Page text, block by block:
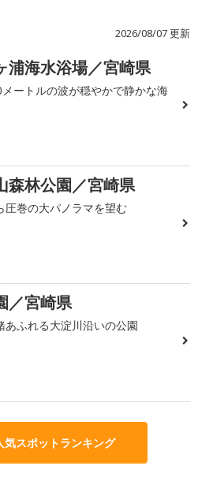
2026/08/07 更新
浦海水浴場／宮崎県
ートルの波が穏やかで静かな海
森林公園／宮崎県
圧巻の大パノラマを望む
／宮崎県
あふれる大淀川沿いの公園
気スポットランキング